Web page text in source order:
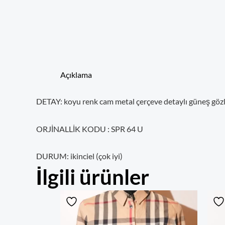
Açıklama
DETAY: koyu renk cam metal çerçeve detaylı güneş
ORJİNALL İK KODU : SPR 64 U
DURUM: ikinciel (çok iyi)
İlgili ürünler